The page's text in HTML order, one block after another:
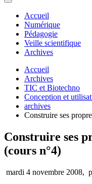
Accueil
Numérique
Pédagogie
Veille scientifique
Archives
Accueil
Archives
TIC et Biotechno
Conception et
archives
Construire ses
Construire ses
(cours n°4)
mardi 4 novembre 2008,